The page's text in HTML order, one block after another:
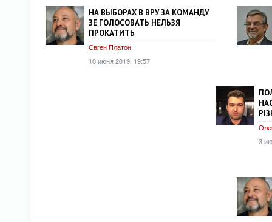
НА ВЫБОРАХ В ВРУ ЗА КОМАНДУ
ЗЕ ГОЛОСОВАТЬ НЕЛЬЗЯ
ПРОКАТИТЬ
Євген Платон
10 июня 2019, 19:57
3